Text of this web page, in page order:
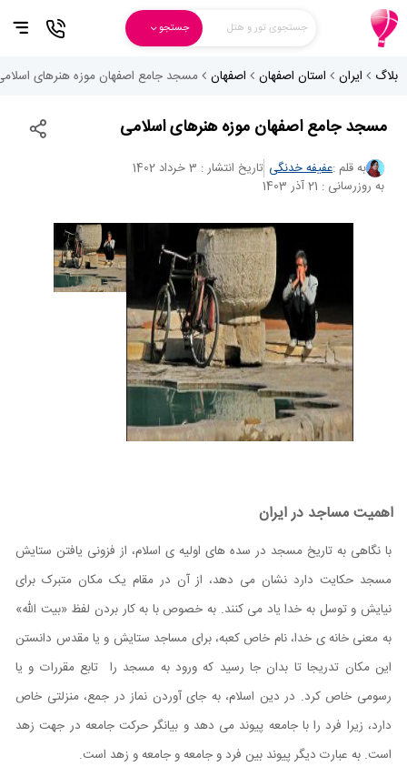
جستجوی تور و هتل جستجو
بلاگ ایران استان اصفهان اصفهان مسجد جامع اصفهان موزه هنرهای
مسجد جامع اصفهان موزه هنرهای اسلامی
به قلم :عفیفه خدنگی تاریخ انتشار : 3 خرداد 1402
به روزرسانی : 21 آذر 1403
اهمیت مساجد در ایران
با نگاهی به تاریخ مسجد در سده های اولیه ی اسلام، از فزونی یافتن ستایش
مسجد حکایت دارد نشان می دهد، از آن در مقام یک مکان متبرک برای
نیایش و توسل به خدا یاد می کنند. به خصوص با به کار بردن لفظ «بيت الله»
به معنی خانه ی خدا، نام خاص کعبه، برای مساجد ستایش و یا مقدس دانستن
این مکان تدریجا تا بدان جا رسید که ورود به مسجد را تابع مقررات و یا
رسومی خاص کرد. در دین اسلام، به جای آوردن نماز در جمع، منزلتی خاص
دارد، زیرا فرد را با جامعه پیوند می دهد و بیانگر حرکت جامعه در جهت زهد
است. به عبارت دیگر پیوند بین فرد و جامعه و جامعه و زهد است.